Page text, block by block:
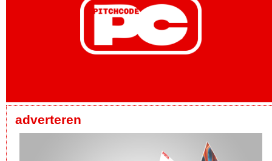
adverteren